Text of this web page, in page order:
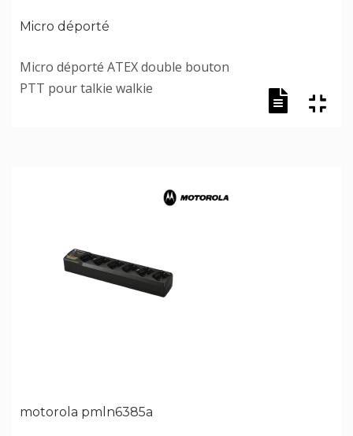
Micro déporté
Micro déporté ATEX double bouton
PTT pour talkie walkie
motorola pmln6385a